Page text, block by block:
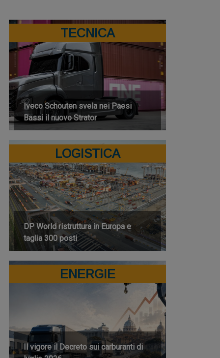
TECNICA
Iveco Schouten svela nei Paesi
Bassi il nuovo Strator
LOGISTICA
DP World ristruttura in Europa e
taglia 300 posti
ENERGIE
Il vigore il Decreto sui carburanti di